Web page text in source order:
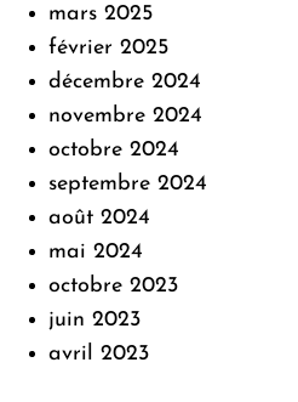
mars 2025
février 2025
décembre 2024
novembre 2024
octobre 2024
septembre 2024
août 2024
mai 2024
octobre 2023
juin 2023
avril 2023